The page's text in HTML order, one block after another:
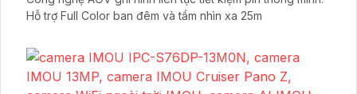
Hỗ trợ Full Color ban đêm và tầm nhìn xa 25m